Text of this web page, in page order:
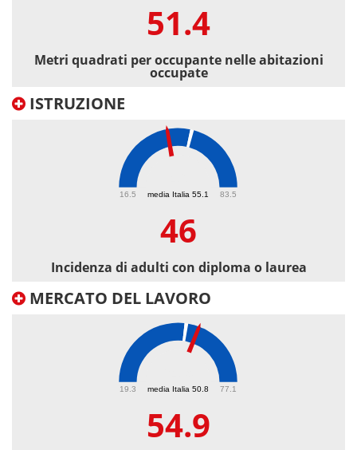
51.4
Metri quadrati per occupante nelle abitazioni
occupate
ISTRUZIONE
media Italia 55.1
16.5 83.5
46
Incidenza di adulti con diploma o laurea
MERCATO DEL LAVORO
media Italia 50.8
19.3 77.1
54.9